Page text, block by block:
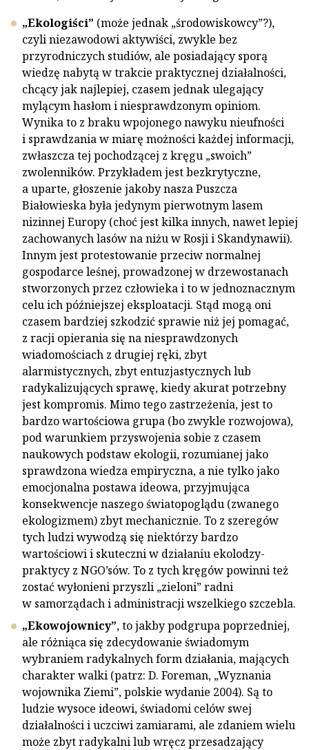
„Ekologiści” (może jednak „środowiskowcy”?),
czyli niezawodowi aktywiści, zwykle bez
przyrodniczych studiów, ale posiadający sporą
wiedzę nabytą w trakcie praktycznej działalności,
chcący jak najlepiej, czasem jednak ulegający
mylącym hasłom i niesprawdzonym opiniom.
Wynika to z braku wpojonego nawyku nieufności
i sprawdzania w miarę możności każdej informacji,
zwłaszcza tej pochodzącej z kręgu „swoich”
zwolenników. Przykładem jest bezkrytyczne,
a uparte, głoszenie jakoby nasza Puszcza
Białowieska była jedynym pierwotnym lasem
nizinnej Europy (choć jest kilka innych, nawet lepiej
zachowanych lasów na niżu w Rosji i Skandynawii).
Innym jest protestowanie przeciw normalnej
gospodarce leśnej, prowadzonej w drzewostanach
stworzonych przez człowieka i to w jednoznacznym
celu ich późniejszej eksploatacji. Stąd mogą oni
czasem bardziej szkodzić sprawie niż jej pomagać,
z racji opierania się na niesprawdzonych
wiadomościach z drugiej ręki, zbyt
alarmistycznych, zbyt entuzjastycznych lub
radykalizujących sprawę, kiedy akurat potrzebny
jest kompromis. Mimo tego zastrzeżenia, jest to
bardzo wartościowa grupa (bo zwykle rozwojowa),
pod warunkiem przyswojenia sobie z czasem
naukowych podstaw ekologii, rozumianej jako
sprawdzona wiedza empiryczna, a nie tylko jako
emocjonalna postawa ideowa, przyjmująca
konsekwencje naszego światopoglądu (zwanego
ekologizmem) zbyt mechanicznie. To z szeregów
tych ludzi wywodzą się niektórzy bardzo
wartościowi i skuteczni w działaniu ekolodzy-
praktycy z NGO’sów. To z tych kręgów powinni też
zostać wyłonieni przyszli „zieloni” radni
w samorządach i administracji wszelkiego szczebla.
„Ekowojownicy”, to jakby podgrupa poprzedniej,
ale różniąca się zdecydowanie świadomym
wybraniem radykalnych form działania, mających
charakter walki (patrz: D. Foreman, „Wyznania
wojownika Ziemi”, polskie wydanie 2004). Są to
ludzie wysoce ideowi, świadomi celów swej
działalności i uczciwi zamiarami, ale zdaniem wielu
może zbyt radykalni lub wręcz przesadzający